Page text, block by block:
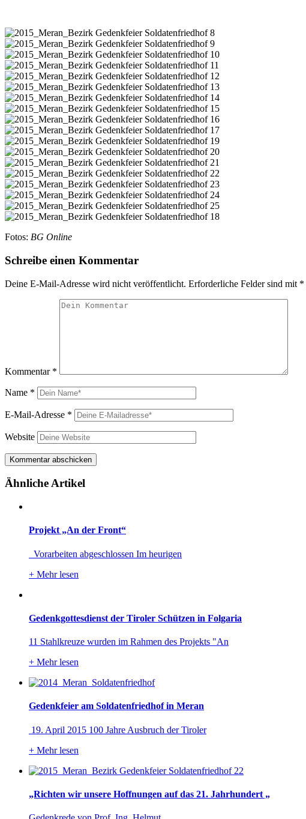
Fotos: BG Online
Schreibe einen Kommentar
Deine E-Mail-Adresse wird nicht veröffentlicht. Erforderliche Felder sind mit *
Kommentar *
Name *
E-Mail-Adresse *
Website
Ähnliche Artikel
Projekt „An der Front“
Vorarbeiten abgeschlossen Im heurigen
+ Mehr lesen
Gedenkgottesdienst der Tiroler Schützen in Folgaria
11 Stahlkreuze wurden im Rahmen des Projekts "An
+ Mehr lesen
Gedenkfeier am Soldatenfriedhof in Meran
19. April 2015 100 Jahre Ausbruch der Tiroler
+ Mehr lesen
„Richten wir unsere Hoffnungen auf das 21. Jahrhundert „